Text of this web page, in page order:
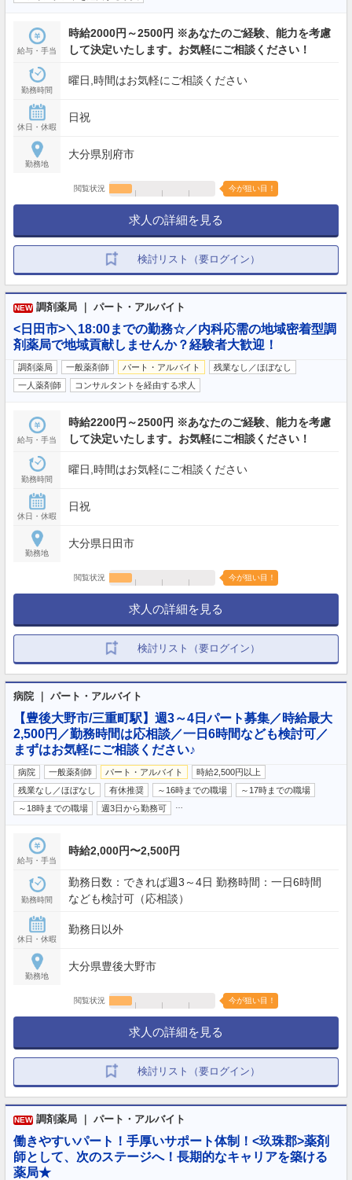
給与・手当
時給2000円～2500円 ※あなたのご経験、能力を考慮
して決定いたします。お気軽にご相談ください！
勤務時間
曜日,時間はお気軽にご相談ください
休日・休暇
日祝
勤務地
大分県別府市
閲覧状況 今が狙い目！
求人の詳細を見る
検討リスト（要ログイン）
NEW 調剤薬局 ｜ パート・アルバイト
<日田市>＼18:00までの勤務☆／内科応需の地域密着型調
剤薬局で地域貢献しませんか？経験者大歓迎！
調剤薬局 一般薬剤師 パート・アルバイト
残業なし／ほぼなし
一人薬剤師
コンサルタントを経由する求人
給与・手当
時給2200円～2500円 ※あなたのご経験、能力を考慮
して決定いたします。お気軽にご相談ください！
勤務時間
曜日,時間はお気軽にご相談ください
休日・休暇
日祝
勤務地
大分県日田市
閲覧状況 今が狙い目！
求人の詳細を見る
検討リスト（要ログイン）
病院 ｜ パート・アルバイト
【豊後大野市/三重町駅】週3～4日パート募集／時給最大
2,500円／勤務時間は応相談／一日6時間なども検討可／
まずはお気軽にご相談ください♪
病院 一般薬剤師 パート・アルバイト
時給2,500円以上
残業なし／ほぼなし
有休推奨 ～16時までの職場
～17時までの職場
～18時までの職場
週3日から勤務可
給与・手当
時給2,000円〜2,500円
勤務時間
勤務日数：できれば週3～4日 勤務時間：一日6時間
なども検討可（応相談）
休日・休暇
勤務日以外
勤務地
大分県豊後大野市
閲覧状況 今が狙い目！
求人の詳細を見る
検討リスト（要ログイン）
NEW 調剤薬局 ｜ パート・アルバイト
働きやすいパート！手厚いサポート体制！<玖珠郡>薬剤
師として、次のステージへ！長期的なキャリアを築ける
薬局★